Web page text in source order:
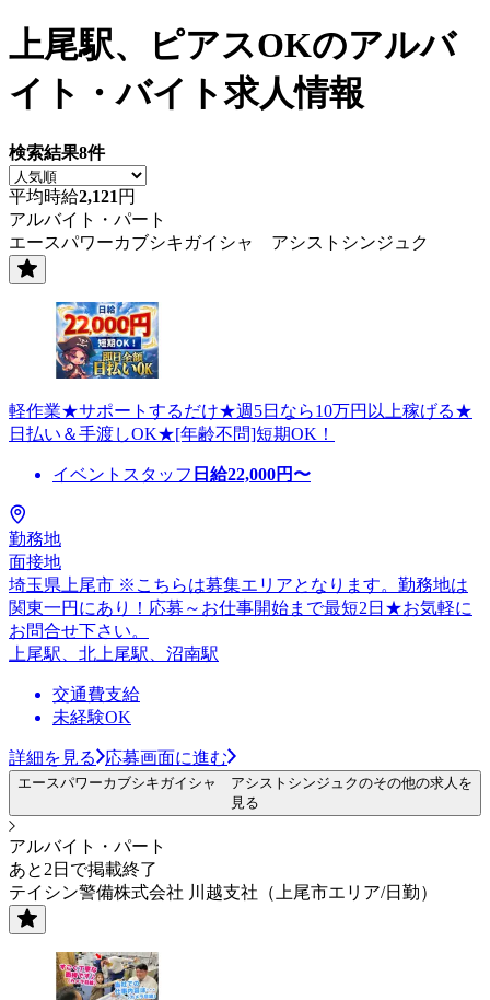
上尾駅、ピアスOKのアルバ
イト・バイト求人情報
検索結果8件
平均時給2,121 円
アルバイト・パート
エースパワーカブシキガイシャ アシストシンジュク
軽作業★サポートするだけ★週5日なら10万円以上稼げる★
日払い＆手渡しOK★[年齢不問]短期OK！
イベントスタッフ 日給22,000円〜
勤務地
面接地
埼玉県上尾市 ※こちらは募集エリアとなります。勤務地は
関東一円にあり！応募～お仕事開始まで最短2日★お気軽に
お問合せ下さい。
上尾駅、北上尾駅、沼南駅
交通費支給
未経験OK
詳細を見る 応募画面に進む
エースパワーカブシキガイシャ アシストシンジュクのその他の求人を
見る
アルバイト・パート
あと2日で掲載終了
テイシン警備株式会社 川越支社（上尾市エリア/日勤）